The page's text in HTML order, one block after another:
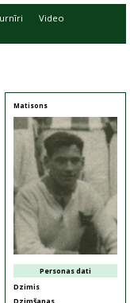
Video
Matisons
Personas dati
Dzimis